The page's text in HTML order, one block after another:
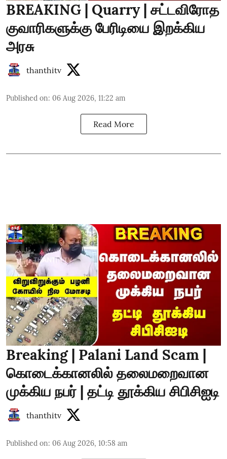
BREAKING | Quarry | சட்டவிரோத
குவாரிகளுக்கு பேரிடியை இறக்கிய
அரசு
thanthitv
Published on: 06 Aug 2026, 11:22 am
Read More
Breaking | Palani Land Scam |
கொடைக்கானலில் தலைமறைவான
முக்கிய நபர் | தட்டி தூக்கிய சிபிசிஐடி
thanthitv
Published on: 06 Aug 2026, 10:58 am